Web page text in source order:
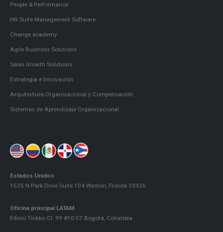
People & Performance
HR Suite Management Software
Change academy
Agile Business Solutions
Sales Growth Solutions
Estrategia e Innovación
Arquitectura Organizacional y Compensación
Sistemas de Aprendizaje Organizacional
Estados Unidos
1525 N Park Drive Suite 104 Weston, Florida 33326
Oficina principal LATAM
Eificio Tinkko Cl. 99 #10-57 Bogotá, Colombia